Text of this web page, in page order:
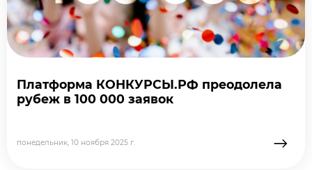
Платформа КОНКУРСЫ.РФ преодолела
рубеж в 100 000 заявок
понедельник, 10 ноября 2025 г. →